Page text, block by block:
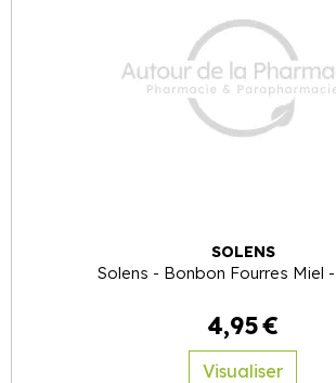
SOLENS
Solens - Bonbon Fourres Miel
4,95€
Visualiser